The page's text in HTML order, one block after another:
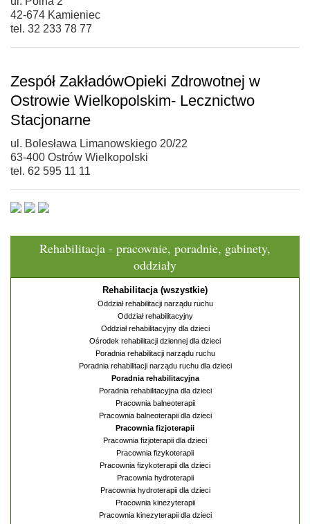
42-674 Kamieniec
tel. 32 233 78 77
Zespół ZakładówOpieki Zdrowotnej w
Ostrowie Wielkopolskim- Lecznictwo
Stacjonarne
ul. Bolesława Limanowskiego 20/22
63-400 Ostrów Wielkopolski
tel. 62 595 11 11
Rehabilitacja - pracownie, poradnie, gabinety,
oddziały
Rehabilitacja (wszystkie)
Oddział rehabilitacji narządu ruchu
Oddział rehabilitacyjny
Oddział rehabilitacyjny dla dzieci
Ośrodek rehabilitacji dziennej dla dzieci
Poradnia rehabilitacji narządu ruchu
Poradnia rehabilitacji narządu ruchu dla dzieci
Poradnia rehabilitacyjna
Poradnia rehabilitacyjna dla dzieci
Pracownia balneoterapii
Pracownia balneoterapii dla dzieci
Pracownia fizjoterapii
Pracownia fizjoterapii dla dzieci
Pracownia fizykoterapii
Pracownia fizykoterapii dla dzieci
Pracownia hydroterapii
Pracownia hydroterapii dla dzieci
Pracownia kinezyterapii
Pracownia kinezyterapii dla dzieci